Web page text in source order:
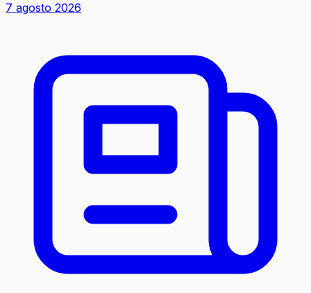
7 agosto 2026